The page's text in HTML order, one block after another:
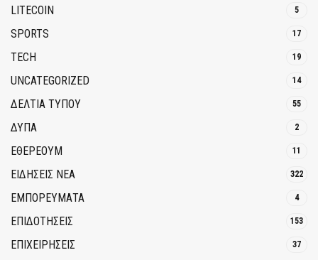
LITECOIN 5
SPORTS 17
TECH 19
UNCATEGORIZED 14
ΔΕΛΤΙΑ ΤΥΠΟΥ 55
ΔΥΠΑ 2
ΕΘΈΡΕΟΥΜ 11
ΕΙΔΗΣΕΙΣ ΝΕΑ 322
ΕΜΠΟΡΕΥΜΑΤΑ 4
ΕΠΙΔΟΤΗΣΕΙΣ 153
ΕΠΙΧΕΙΡΗΣΕΙΣ 37